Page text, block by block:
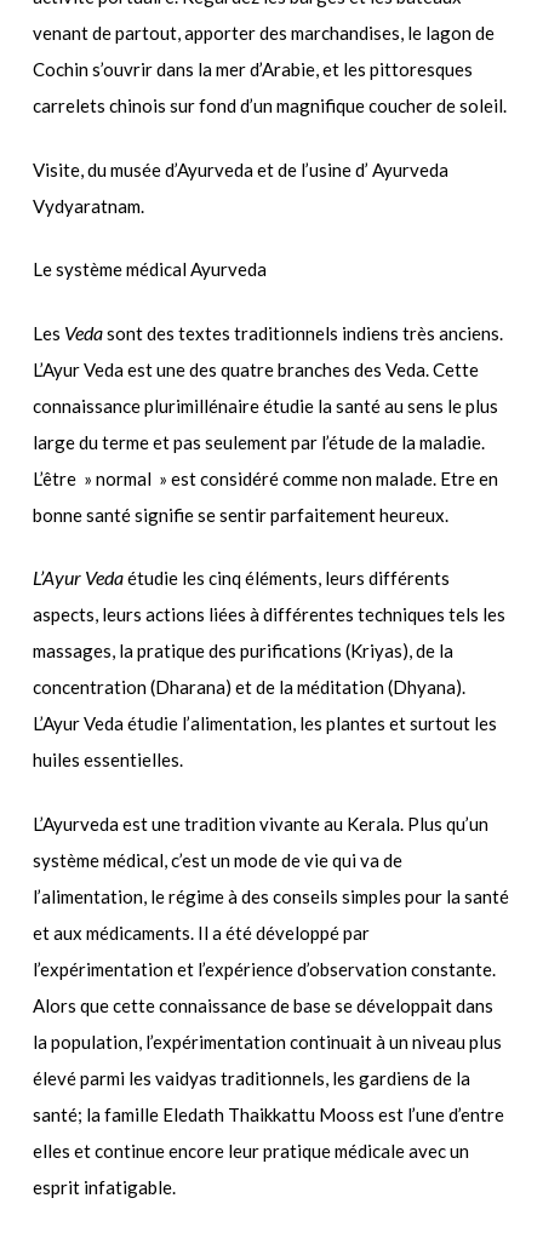
venant de partout, apporter des marchandises, le lagon de
Cochin s’ouvrir dans la mer d’Arabie, et les pittoresques
carrelets chinois sur fond d’un magnifique coucher de soleil.
Visite, du musée d’Ayurveda et de l’usine d’ Ayurveda
Vydyaratnam.
Le système médical Ayurveda
Les Vedasont des textes traditionnels indiens très anciens.
L’Ayur Veda est une des quatre branches des Veda. Cette
connaissance plurimillénaire étudie la santé au sens le plus
large du terme et pas seulement par l’étude de la maladie.
L’être » normal » est considéré comme non malade. Etre en
bonne santé signifie se sentir parfaitement heureux.
L’Ayur Vedaétudie les cinq éléments, leurs différents
aspects, leurs actions liées à différentes techniques tels les
massages, la pratique des purifications (Kriyas), de la
concentration (Dharana) et de la méditation (Dhyana).
L’Ayur Veda étudie l’alimentation, les plantes et surtout les
huiles essentielles.
L’Ayurveda est une tradition vivante au Kerala. Plus qu’un
système médical, c’est un mode de vie qui va de
l’alimentation, le régime à des conseils simples pour la santé
et aux médicaments. Il a été développé par
l’expérimentation et l’expérience d’observation constante.
Alors que cette connaissance de base se développait dans
la population, l’expérimentation continuait à un niveau plus
élevé parmi les vaidyas traditionnels, les gardiens de la
santé; la famille Eledath Thaikkattu Mooss est l’une d’entre
elles et continue encore leur pratique médicale avec un
esprit infatigable.